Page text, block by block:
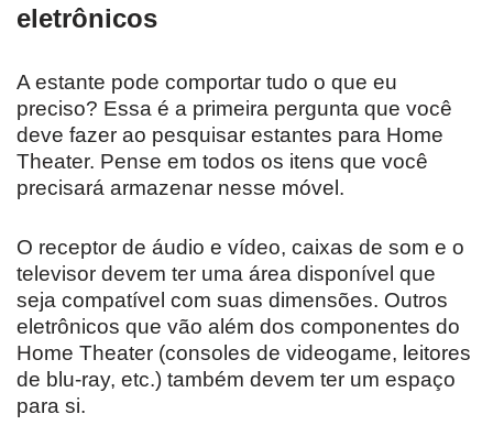
eletrônicos
A estante pode comportar tudo o que eu
preciso? Essa é a primeira pergunta que você
deve fazer ao pesquisar estantes para Home
Theater. Pense em todos os itens que você
precisará armazenar nesse móvel.
O receptor de áudio e vídeo, caixas de som e o
televisor devem ter uma área disponível que
seja compatível com suas dimensões. Outros
eletrônicos que vão além dos componentes do
Home Theater (consoles de videogame, leitores
de blu-ray, etc.) também devem ter um espaço
para si.